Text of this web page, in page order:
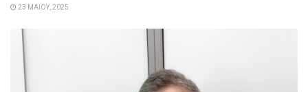
23 ΜΑΪ́ΟΥ, 2025